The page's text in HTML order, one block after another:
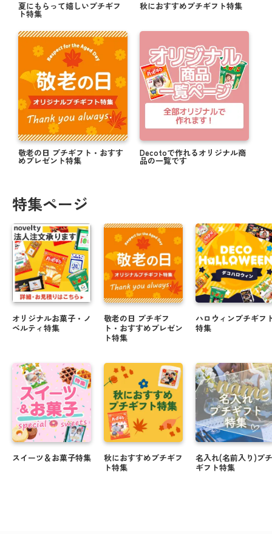
夏にもらって嬉しいプチギフ
ト特集
秋におすすめプチギフト特集
敬老の日 プチギフト・おすす
めプレゼント特集
Decotoで作れるオリジナル商
品の一覧です
特集ページ
オリジナルお菓子・ノ
ベルティ特集
スイーツ＆お菓子特集
敬老の日 プチギフ
ト・おすすめプレゼン
ト特集
秋におすすめプチギフ
ト特集
ハロウィンプチギフ
特集
名入れ(名前入り)プチ
ギフト特集